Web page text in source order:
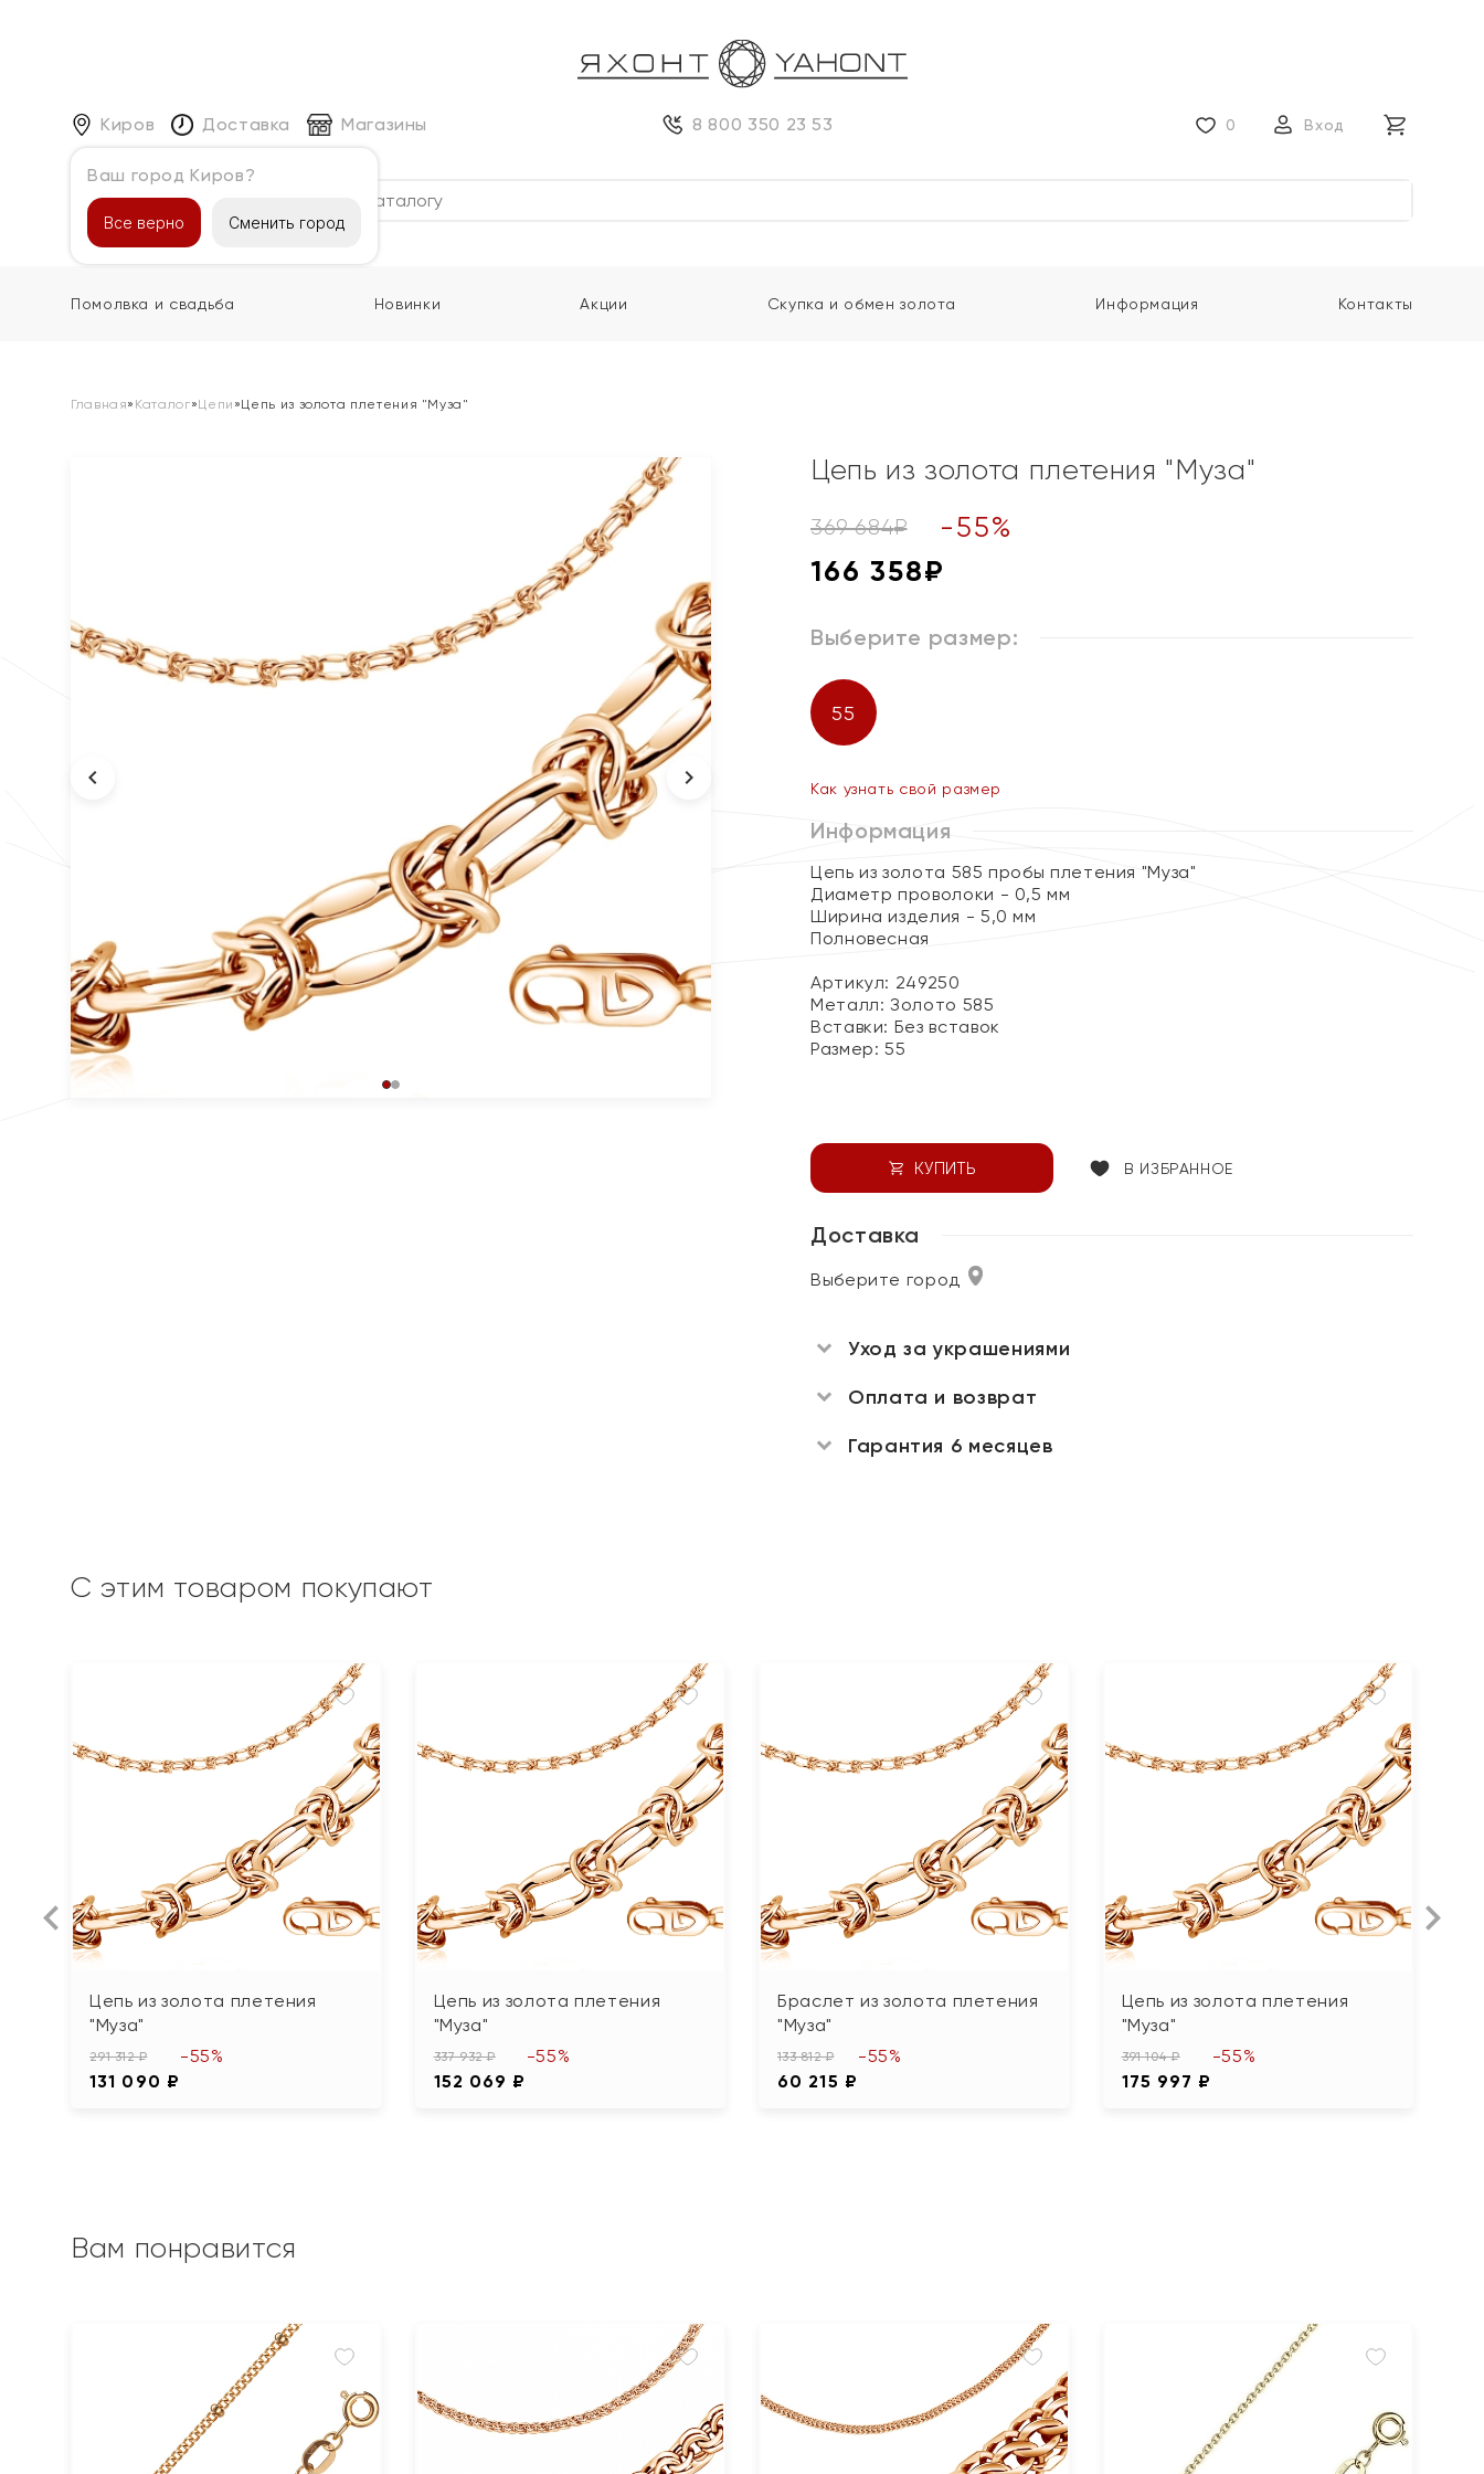
Киров
Ваш город Киров?
Все верно Сменить город
Доставка Магазины 8 800 350 23 53 0 Вход
Каталог
Помолвка и свадьба Новинки Акции Скупка и обмен золота Информация Контакты
Главная» Каталог»Цепи »Цепь из золота плетения "Муза"
Цепь из золота плетения "Муза"
369 684₽ -55%
166 358₽
Выберите размер:
55
Как узнать свой размер
Информация
Цепь из золота 585 пробы плетения "Муза"
Диаметр проволоки - 0,5 мм
Ширина изделия - 5,0 мм
Полновесная
Артикул: 249250
Металл:Золото 585
Вставки: Без вставок
Размер:55
КУПИТЬ В ИЗБРАННОЕ
Доставка
Выберите город
Уход за украшениями
Оплата и возврат
Гарантия 6 месяцев
С этим товаром покупают
Цепь из золота плетения
"Муза"
291 312 ₽
131 090 ₽
-55%
Цепь из золота плетения
"Муза"
337 932 ₽
152 069 ₽
-55%
Браслет из золота плетения
"Муза"
133 812 ₽
60 215 ₽
-55%
Цепь из золота плетения
"Муза"
391 104 ₽
175 997 ₽
-55%
Вам понравится